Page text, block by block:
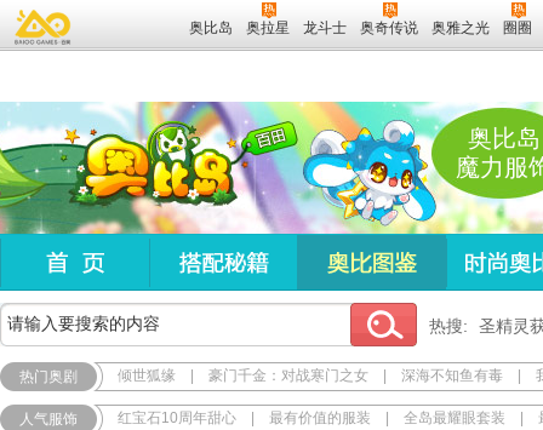
奥比岛 奥拉星 龙斗士 奥奇传说 奥雅之光 圈圈
奥比岛
魔力服
热搜: 圣精灵
热门奥剧 倾世狐缘 豪门千金：对战寒门之女 深海不知鱼有毒
人气服饰 红宝石10周年甜心 最有价值的服装 全岛最耀眼套装